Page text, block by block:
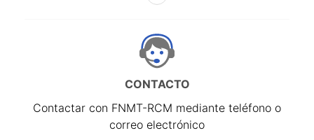
CONTACTO
Contactar con FNMT-RCM mediante teléfono o
correo electrónico